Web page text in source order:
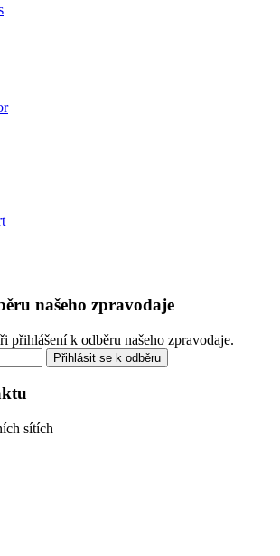
našeho zpravodaje
přihlášení k odběru našeho zpravodaje.
Přihlásit se k odběru
sítích